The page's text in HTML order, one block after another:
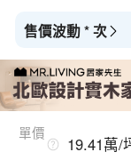
售價波動 * 次
單價
19.41萬/